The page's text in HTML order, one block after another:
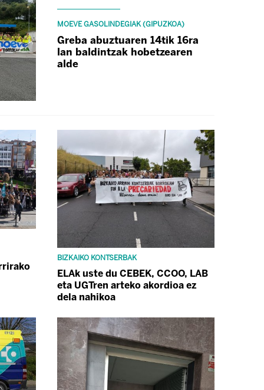
MOEVE GASOLINDEGIAK (GIPUZKOA)
Greba abuztuaren 14tik 16ra
lan baldintzak hobetzearen
alde
BIZKAIKO KONTSERBAK
ELAk uste du CEBEK, CCOO, LAB
eta UGTren arteko akordioa ez
dela nahikoa